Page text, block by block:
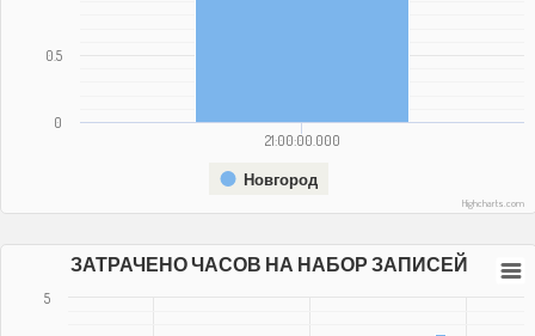
21:00:00.000
0
0.5
Новгород
Highcharts.com
ЗАТРАЧЕНО ЧАСОВ НА НАБОР ЗАПИСЕЙ
5